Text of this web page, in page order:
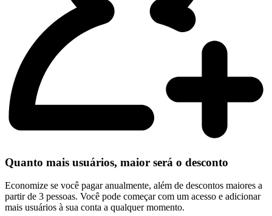
Quanto mais usuários, maior será o desconto
Economize se você pagar anualmente, além de descontos maiores a
partir de 3 pessoas. Você pode começar com um acesso e adicionar
mais usuários à sua conta a qualquer momento.